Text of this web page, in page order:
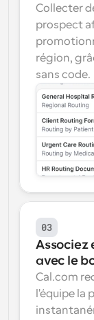
Collecter
prospect
région,
sans code.
03
Associez
avec le
Cal.com
l'équipe la